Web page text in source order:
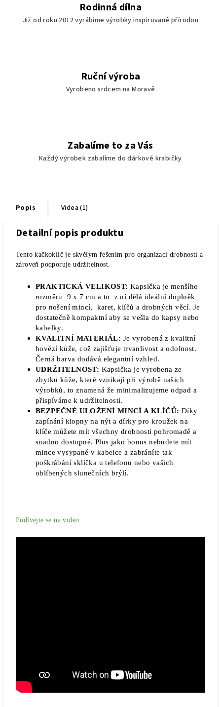
Rodinná dílna
Již od roku 2012 vyrábíme výrobky inspirované přírodou
Ruční výroba
Vyrobeno srdcem na Moravě
Zabalíme to za Vás
Každý výrobek zabalíme do dárkové krabičky
Popis Videa (1)
Detailní popis produktu
Tento kačkoklíč je skvělým řešením pro organizaci drobností a
zároveň podporuje udržitelnost.
PRAKTICKÁ VELIKOST: Kapsička je menšího
rozměru 9 x 7 cm a to z ní dělá ideální doplněk
pro nošení mincí, karet, klíčů a drobných věcí. Je
dostatečně kompaktní aby se vešla do kapsy nebo
kabelky.
KVALITNÍ MATERIÁL: Je vyrobená z kvalitní
hovězí kůže, což zajišťuje trvanlivost a odolnost.
Černá barva dodává elegantní vzhled.
UDRŽITELNOST: Kapsička je vyrobena ze
zbytků kůže, které vznikají při výrobě našich
výrobků, to znamená že minimalizujeme odpad a
přispíváme k udržitelnosti.
BEZPEČNÉ ULOŽENÍ MINCÍ A KLÍČŮ: Díky
zapínání klopny na nýt a dírky pro kroužek na
klíče můžete mít všechny drobnosti pohromadě a
snadno dostupné. Plus jako bonus nebudete mít
mince vysypané v kabelce a zabráníte tak
poškrábání sklíčka u telefonu nebo vašich
oblíbených slunečních brýlí.
Podívejte se na video: